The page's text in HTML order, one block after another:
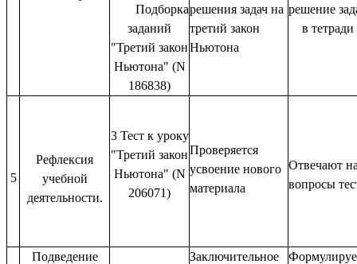
Подборка
заданий
"Третий закон
Ньютона" (N
186838)
решения задач на
третий закон
Ньютона
решение
в тетради
5
Рефлексия
учебной
деятельности.
3 Тест к уроку
"Третий закон
Ньютона" (N
206071)
Проверяется
усвоение нового
материала
Отвечают
вопросы
Подведение
Заключительное